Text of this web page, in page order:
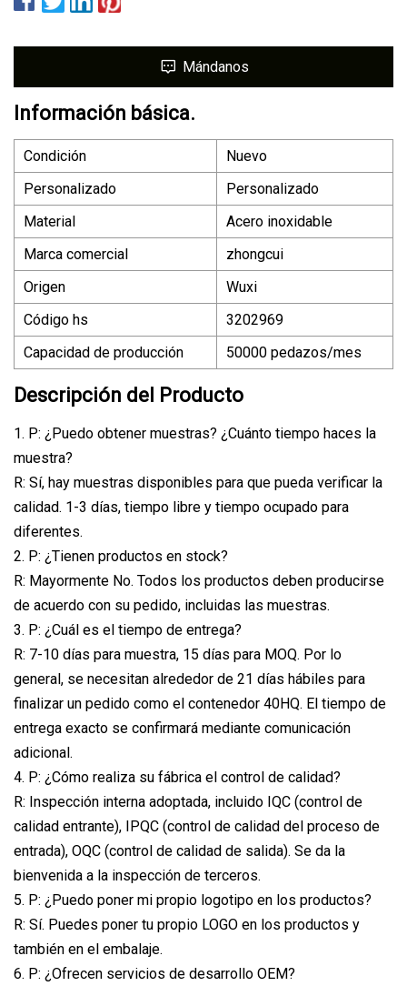
Mándanos
Información básica.
Condición
Nuevo
Personalizado
Personalizado
Material
Acero inoxidable
Marca comercial
zhongcui
Origen
Wuxi
Código hs
3202969
Capacidad de producción
50000 pedazos/mes
Descripción del Producto
1. P: ¿Puedo obtener muestras? ¿Cuánto tiempo haces la
muestra?
R: Sí, hay muestras disponibles para que pueda verificar la
calidad. 1-3 días, tiempo libre y tiempo ocupado para
diferentes.
2. P: ¿Tienen productos en stock?
R: Mayormente No. Todos los productos deben producirse
de acuerdo con su pedido, incluidas las muestras.
3. P: ¿Cuál es el tiempo de entrega?
R: 7-10 días para muestra, 15 días para MOQ. Por lo
general, se necesitan alrededor de 21 días hábiles para
finalizar un pedido como el contenedor 40HQ. El tiempo de
entrega exacto se confirmará mediante comunicación
adicional.
4. P: ¿Cómo realiza su fábrica el control de calidad?
R: Inspección interna adoptada, incluido IQC (control de
calidad entrante), IPQC (control de calidad del proceso de
entrada), OQC (control de calidad de salida). Se da la
bienvenida a la inspección de terceros.
5. P: ¿Puedo poner mi propio logotipo en los productos?
R: Sí. Puedes poner tu propio LOGO en los productos y
también en el embalaje.
6. P: ¿Ofrecen servicios de desarrollo OEM?